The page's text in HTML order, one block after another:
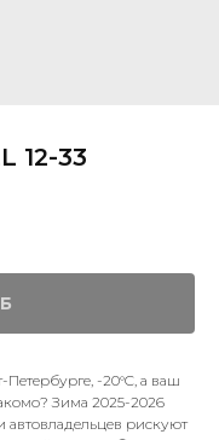
12-33
-20°C, а ваш
Зима 2025-2026
автовладельцев рискуют